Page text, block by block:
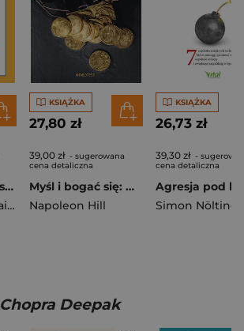
5 fundamentów skutecznej komunikacji. Asertywność, relacje i sztuka dialogu
Dale Carnegie Training
KSIĄŻKA
27,80 zł
39,00 zł - sugerowana
cena detaliczna
Myśl i bogać się: Współczesne przesłanie Napoleona Hilla
Napoleon Hill
KSIĄŻKA
26,73 zł
39,30 zł -
cena detaliczna
Simon Nölting
Chopra Deepak